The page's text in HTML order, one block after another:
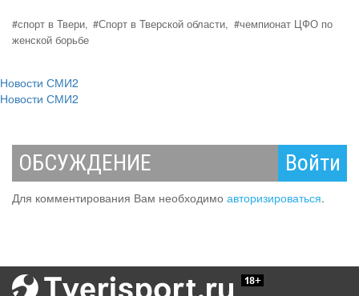
#спорт в Твери, #Спорт в Тверской области, #чемпионат ЦФО по
женской борьбе
Новости СМИ2
Новости СМИ2
ОБСУЖДЕНИЕ Войти
Для комментирования Вам необходимо авторизироваться.